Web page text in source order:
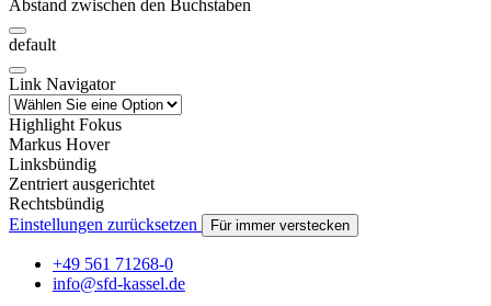
Abstand zwischen den Buchstaben
default
Link Navigator
Highlight Fokus
Markus Hover
Linksbündig
Zentriert ausgerichtet
Rechtsbündig
Einstellungen zurücksetzen
Für immer verstecken
+49 561 71268-0
info@sfd-kassel.de